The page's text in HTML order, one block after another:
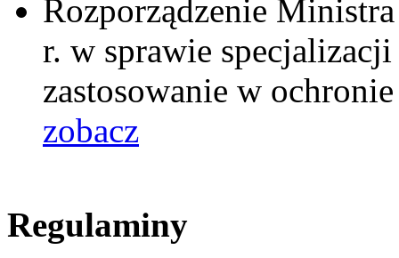
Rozporządzenie
r. w sprawie
zastosowanie w
zobacz
Regulaminy